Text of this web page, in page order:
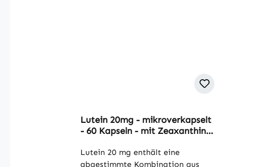
Lutein 20mg - mikroverkapselt
- 60 Kapseln - mit Zeaxanthin -
Warnke Vitalstoffe
Lutein 20 mg enthält eine
abgestimmte Kombination aus